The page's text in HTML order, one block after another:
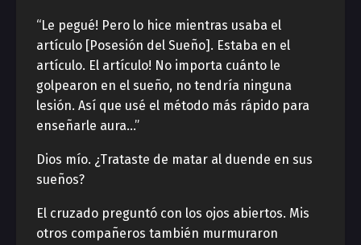
“Le pegué! Pero lo hice mientras usaba el
artículo [Posesión del Sueño]. Estaba en el
artículo. El artículo! No importa cuánto le
golpearon en el sueño, no tendría ninguna
lesión. Así que usé el método más rápido para
enseñarle aura…”
Dios mío. ¿Trataste de matar al duende en sus
sueños?
El cruzado preguntó con los ojos abiertos. Mis
otros compañeros también murmuraron